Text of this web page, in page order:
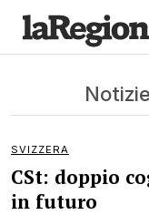
SVIZZERA
CSt: doppio
in futuro